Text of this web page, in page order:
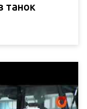
танок